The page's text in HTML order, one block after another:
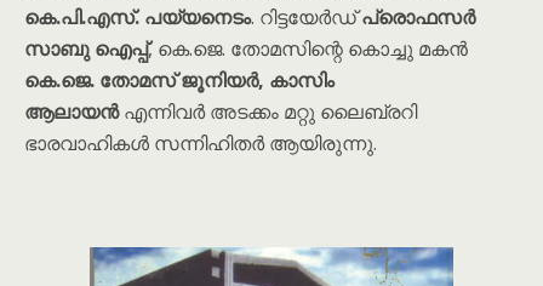
കെ.പി.എസ്. പയ്യനെടം. റിട്ടയേർഡ്പ്രൊഫസർ
സാബു ഐപ്പ്, കെ.ജെ. തോമസിന്റെ കൊച്ചു മകൻ
കെ.ജെ. തോമസ് ജൂനിയർ, കാസിം
ആലായൻഎന്നിവർ അടക്കം മറ്റു ലൈബ്രറി
ഭാരവാഹികൾ സന്നിഹിതർ ആയിരുന്നു.